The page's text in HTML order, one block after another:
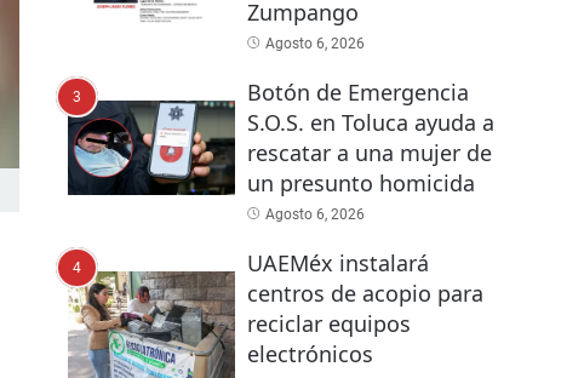
Zumpango
Agosto 6, 2026
3
Botón de Emergencia
S.O.S. en Toluca ayuda a
rescatar a una mujer de
un presunto homicida
Agosto 6, 2026
4
UAEMéx instalará
centros de acopio para
reciclar equipos
electrónicos